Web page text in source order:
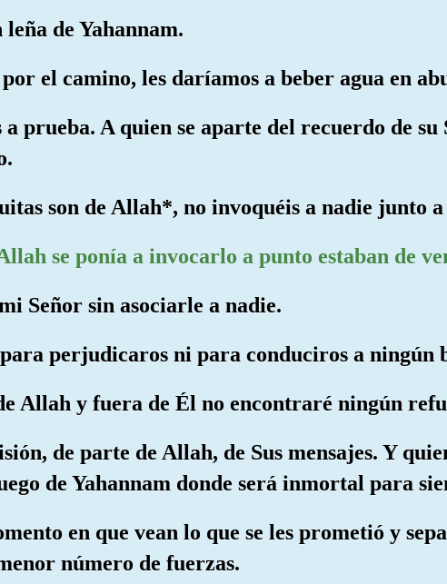
de Yahannam.
el camino, les daríamos a beber agua en
prueba. A quien se aparte del recuerdo de su
son de Allah*, no invoquéis a nadie junto
se ponía a invocarlo a punto estaban de
Señor sin asociarle a nadie.
perjudicaros ni para conduciros a ningún
Allah y fuera de Él no encontraré ningún
de parte de Allah, de Sus mensajes. Y
de Yahannam donde será inmortal para
en que vean lo que se les prometió y
número de fuerzas.